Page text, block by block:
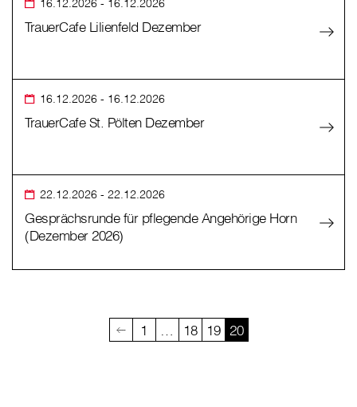
16.12.2026 - 16.12.2026
TrauerCafe Lilienfeld Dezember
16.12.2026 - 16.12.2026
TrauerCafe St. Pölten Dezember
22.12.2026 - 22.12.2026
Gesprächsrunde für pflegende Angehörige Horn
(Dezember 2026)
1 … 18 19 20